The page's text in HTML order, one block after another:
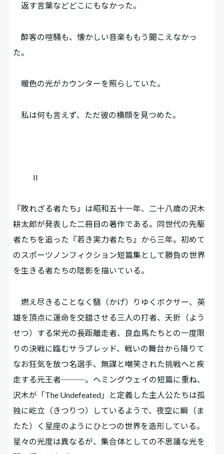
返す言葉などどこにもなかった。
酔客の喧騒も、懐かしい音楽ももう聞こえなかっ
た。
暖色の光がカウンターを照らしていた。
私は何も言えず、ただ彼の横顔を見つめた。
II
『敗れざる者たち』は昭和五十一年、二十八歳の沢木
耕太郎が発表した二冊目の著作である。同世代の先駆
者たちを追った『若き実力者たち』から三年。初めて
のスポーツノンフィクション短篇集として勝負の世界
を生きる者たちの陰影を描いている。
燃え尽きることなく翳（かげ）りゆくボクサー、英
雄を頂点に運命を交錯させる三人の打者、夭折（よう
せつ）する栄光の長距離走者、良血馬たちとの一度限
りの決戦に臨むサラブレッド、戦いの舞台から降りて
なお狂気を放つ名選手、無謀と嘲笑された挑戦へと疾
走する元王者───。ヘミングウェイの短篇に重ね、
沢木が「The Undefeated」と定義した主人公たちは孤
独に屹立（きつりつ）しているようで、夜空に瞬（ま
たた）く星座のようにひとつの世界を造形している。
星々の光度は異なるが、集合体としての不思議な光を